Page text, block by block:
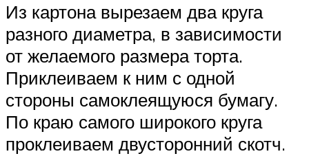
Из картона вырезаем два круга
разного диаметра, в зависимости
от желаемого размера торта.
Приклеиваем к ним с одной
стороны самоклеящуюся бумагу.
По краю самого широкого круга
проклеиваем двусторонний скотч.